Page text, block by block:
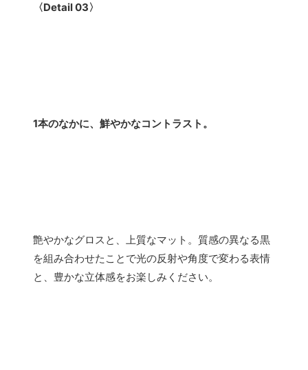
〈Detail 03〉
1本のなかに、鮮やかなコントラスト。
艶やかなグロスと、上質なマット。質感の異なる黒
を組み合わせたことで光の反射や角度で変わる表情
と、豊かな立体感をお楽しみください。